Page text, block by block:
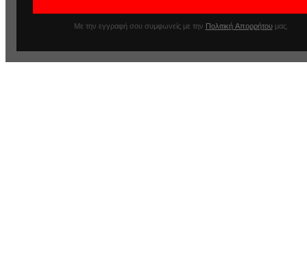
Με την εγγραφή σου συμφωνείς με την Πολιτική Απορρήτουμας.